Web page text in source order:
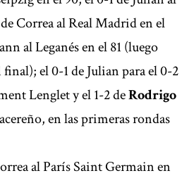
Correa al Real Madrid en el
al Leganés en el 81 (luego
el 0-1 de Julian para el 0-2
Lenglet y el 1-2 deRodrigo
en las primeras rondas
al París Saint Germain en